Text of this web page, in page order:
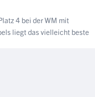
4 bei der WM mit
liegt das vielleicht beste